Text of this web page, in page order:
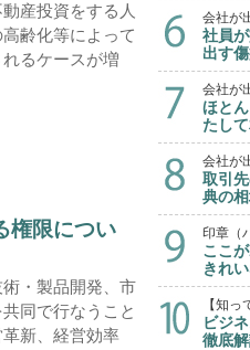
産投資をする人
齢化等によって
るケースが増
権限につい
・製品開発、市
同で行なうこと
新、経営効率
会社が
社員
出す
会社が
ほと
たし
会社が
取引
典の
印章（
ここ
きれ
【知っ
ビジ
徹底